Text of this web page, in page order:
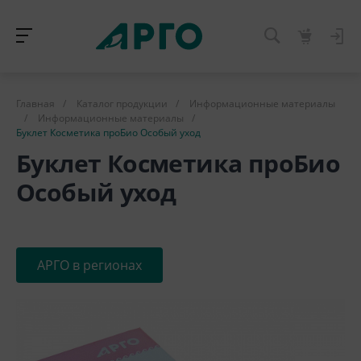
Главная / Каталог продукции /
Информационные материалы
/
Информационные материалы
/
Буклет Косметика проБио Особый уход
Буклет Косметика проБио
Особый уход
АРГО в регионах